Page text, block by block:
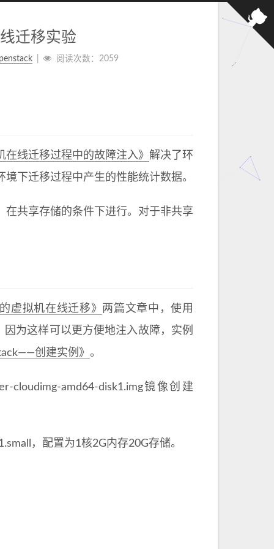
迁移实验
阅读次数： 2059
在线迁移过程中的故障注入》 解决了环
下迁移过程中产生的性能统计数据。
共享存储的条件下进行。对于非共享
虚拟机在线迁移》 两篇文章中，使用
为这样可以更方便地注入故障，实例
创建实例》 。
amd64-disk1.img镜像创建
，配置为1核2G内存20G存储。